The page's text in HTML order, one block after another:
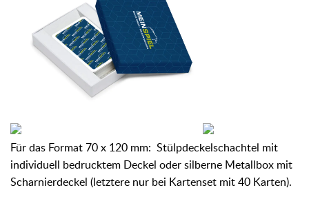
Für das Format 70 x 120 mm: Stülpdeckelschachtel mit
individuell bedrucktem Deckel odersilberne Metallbox mit
Scharnierdeckel (letztere nur bei Kartenset mit 40 Karten).